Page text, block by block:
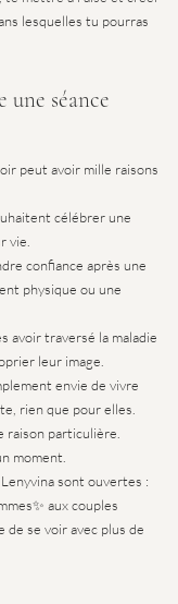
lesquelles tu pourras
une séance
peut avoir mille raisons
célébrer une
vie.
confiance après une
physique ou une
avoir traversé la maladie
leur image.
envie de vivre
rien que pour elles.
raison particulière.
moment.
sont ouvertes :
aux couples
de se voir avec plus de